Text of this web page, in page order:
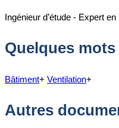
Ingénieur d’étude - Expert
Quelques mots
Bâtiment+ Ventilation+
Autres